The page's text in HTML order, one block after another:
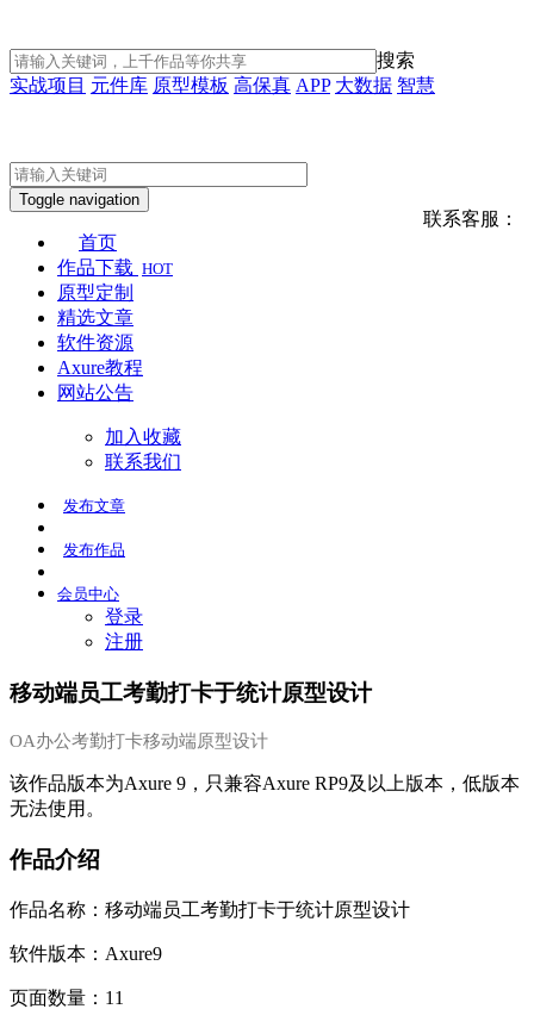
搜索
实战项目 元件库 原型模板 高保真 APP 大数据 智慧
联系客服：
Toggle navigation
首页
作品下载 HOT
原型定制
精选文章
软件资源
Axure教程
网站公告
加入收藏
联系我们
发布文章
发布作品
会员中心
登录
注册
移动端员工考勤打卡于统计原型设计
OA办公考勤打卡移动端原型设计
该作品版本为Axure 9，只兼容Axure RP9及以上版本，低版本
无法使用。
作品介绍
作品名称：移动端员工考勤打卡于统计原型设计
软件版本：Axure9
页面数量：11